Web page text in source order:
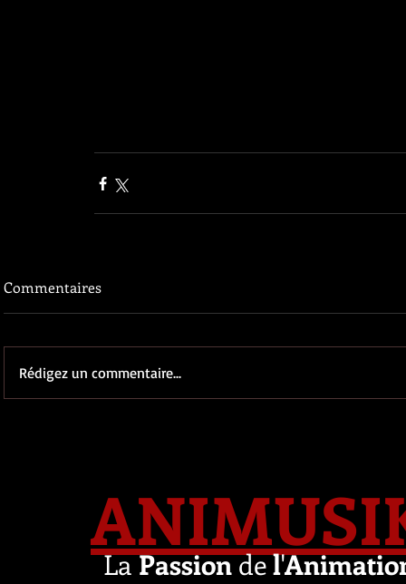
Commentaires
Rédigez un commentaire...
LaPassiondel'